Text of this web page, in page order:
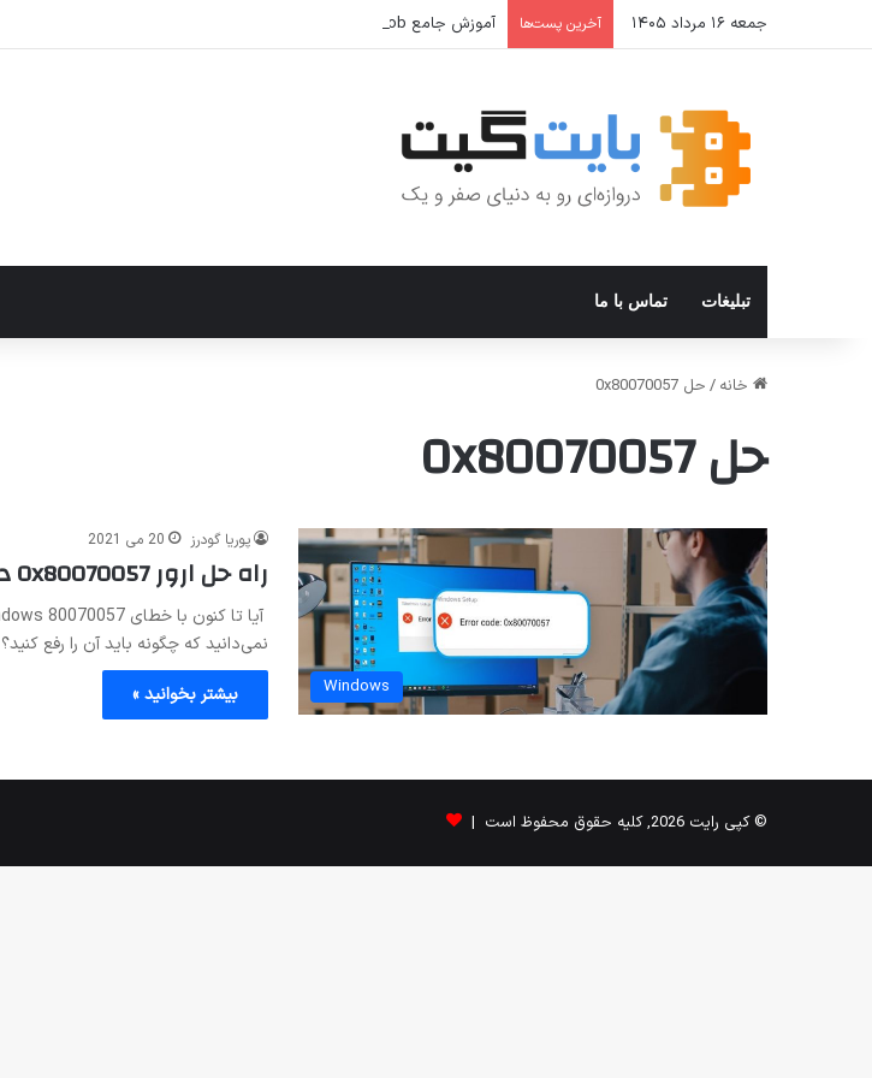
جمعه ۱۶ مرداد ۱۴۰۵ آخرین پست‌ها آموزش جامع Cron Job در Hermes Agent؛ قابلیت زمان‌بندی خودکار وظایف
تبلیغات تماس با ما
خانه / حل 0x80070057
حل 0x80070057
Windows
پوریا گودرز 20 می 2021
راه حل ارور 0x80070057 در ویندوز
نمی‌دانید که چگونه باید آن را رفع
بیشتر بخوانید »
© کپی رایت 2026, کلیه حقوق محفوظ است |